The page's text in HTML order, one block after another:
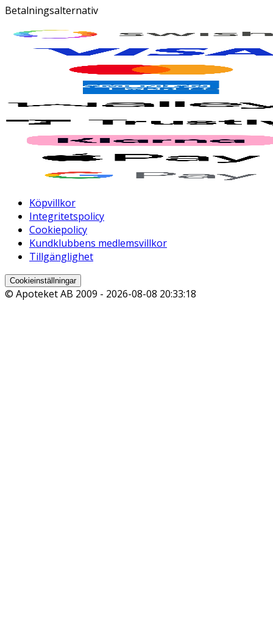
Betalningsalternativ
Köpvillkor
Integritetspolicy
Cookiepolicy
Kundklubbens medlemsvillkor
Tillgänglighet
Cookieinställningar
© Apoteket AB 2009 - 2026-08-08 20:33:18